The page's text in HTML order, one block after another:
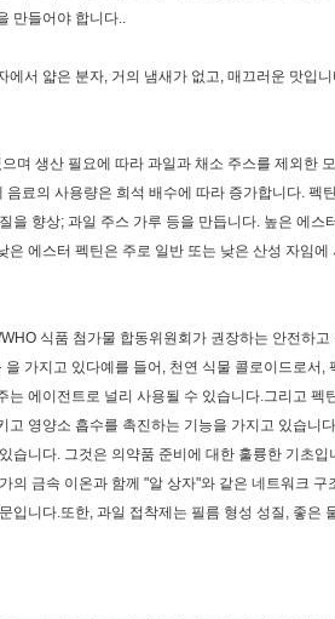
만들어야 합니다..
서 얇은 분자, 거의 냄새가 없고, 매끄러운 맛입
며 생산 필요에 따라 과일과 채소 주스를 제외한
료의 사용량은 희석 배수에 따라 증가합니다. 펙
을 향상; 과일 주스 가루 등을 만듭니다. 높은 에스
에스터 펙틴은 주로 일반 또는 낮은 산성 자임에
식품 첨가물 합동위원회가 권장하는 안전하고
가지고 있다예를 들어, 천연 식물 콜로이드로서,
에이전트로 널리 사용될 수 있습니다.그리고 펙
영양소 흡수를 촉진하는 기능을 가지고 있습니
습니다. 그것은 의약품 준비에 대한 훌륭한 기초입
의 금속 이온과 함께 "알 상자"와 같은 네트워크 구
입니다.또한, 과일 접착제는 필름 형성 성질, 좋은